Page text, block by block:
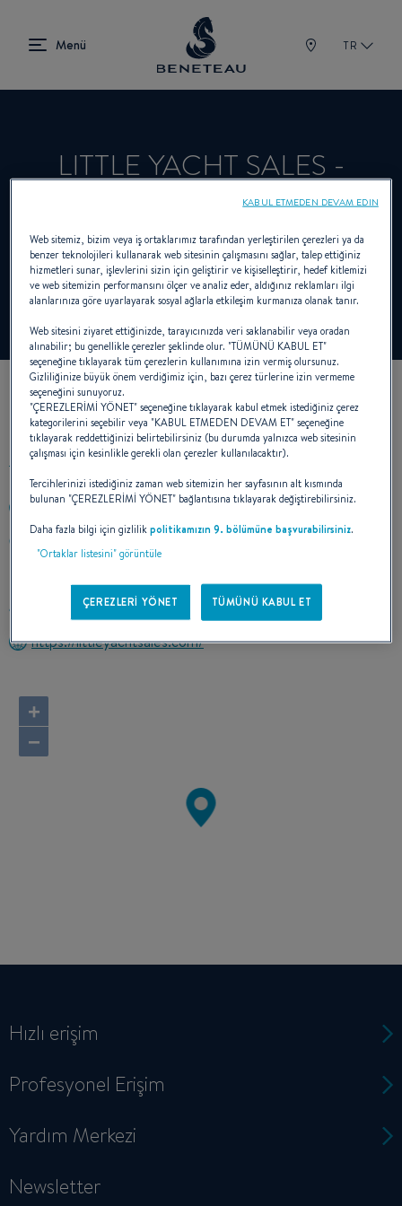
TR
LITTLE YACHT SALES -
KEMAH
Satıcı Out-board için BENETEAU
KOORDINATLARIMIZ
(281) 334-6500
77565 KEMAH, Texas
Rotayı hesapla
https://littleyachtsales.com/
+
−
Hızlı erişim
Profesyonel Erişim
Yardım Merkezi
Newsletter
Web sitemiz, bizim veya iş ortaklarımız tarafından yerleştirilen çerezleri ya da
benzer teknolojileri kullanarak web sitesinin çalışmasını sağlar, talep ettiğiniz
hizmetleri sunar, işlevlerini sizin için geliştirir ve kişiselleştirir, hedef kitlemizi
ve web sitemizin performansını ölçer ve analiz eder, aldığınız reklamları ilgi
alanlarınıza göre uyarlayarak sosyal ağlarla etkileşim kurmanıza olanak tanır.
Web sitesini ziyaret ettiğinizde, tarayıcınızda veri saklanabilir veya oradan
alınabilir; bu genellikle çerezler şeklinde olur. "TÜMÜNÜ KABUL ET"
seçeneğine tıklayarak tüm çerezlerin kullanımına izin vermiş olursunuz.
Gizliliğinize büyük önem verdiğimiz için, bazı çerez türlerine izin vermeme
seçeneğini sunuyoruz.
"ÇEREZLERİMİ YÖNET" seçeneğine tıklayarak kabul etmek istediğiniz çerez
kategorilerini seçebilir veya "KABUL ETMEDEN DEVAM ET" seçeneğine
tıklayarak reddettiğinizi belirtebilirsiniz (bu durumda yalnızca web sitesinin
çalışması için kesinlikle gerekli olan çerezler kullanılacaktır).
Tercihlerinizi istediğiniz zaman web sitemizin her sayfasının alt kısmında
bulunan "ÇEREZLERİMİ YÖNET" bağlantısına tıklayarak değiştirebilirsiniz.
Daha fazla bilgi için gizlilikpolitikamızın 9. bölümüne başvurabilirsiniz.
"Ortaklar listesini" görüntüle
ÇEREZLERİ YÖNET TÜMÜNÜ KABUL ET
KABUL ETMEDEN DEVAM EDIN